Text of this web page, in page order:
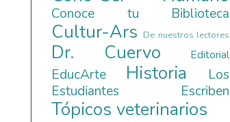
Conoce tu Biblioteca
Cultur-Ars De nuestros lectores
Dr. Cuervo Editorial
EducArte Historia
Los
Estudiantes Escriben
Tópicos veterinarios